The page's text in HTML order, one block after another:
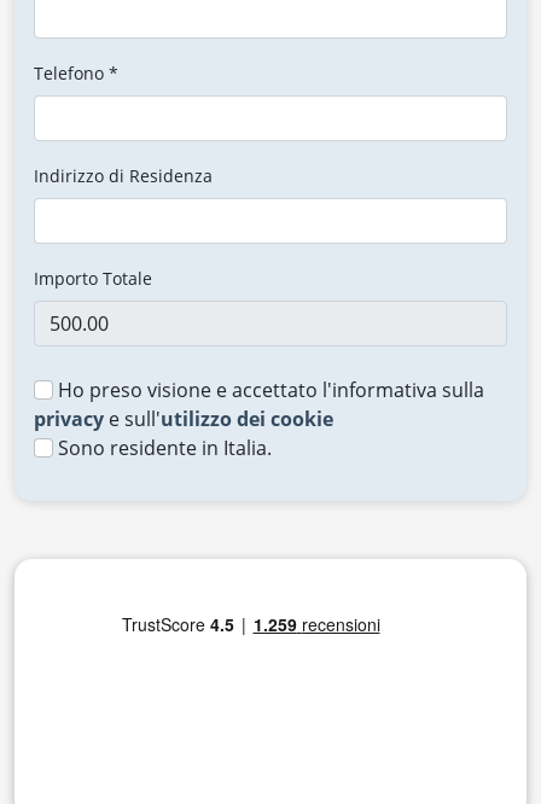
Telefono *
Indirizzo di Residenza
Importo Totale
Ho preso visione e accettato l'informativa sulla
privacy e sull'utilizzo dei cookie
Sono residente in Italia.